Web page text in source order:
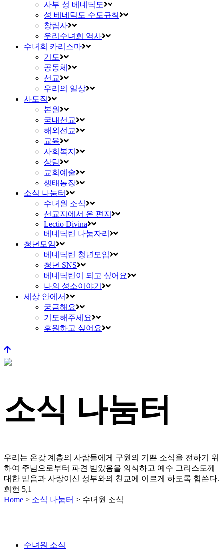
사부 성 베네딕도
성 베네딕도 수도규칙
창립사
우리수녀회 역사
수녀회 카리스마
기도
공동체
선교
우리의 일상
사도직
본원
국내선교
해외선교
교육
사회복지
상담
교회예술
생태농장
소식 나눔터
수녀원 소식
선교지에서 온 편지
Lectio Divina
베네딕틴 나눔자리
청년모임
베네딕틴 청년모임
청년 SNS
베네딕틴이 되고 싶어요
나의 성소이야기
세상 안에서
궁금해요
기도해주세요
후원하고 싶어요
소식 나눔터
우리는 온갖 계층의 사람들에게 구원의 기쁜 소식을 전하기 위
하여 주님으로부터 파견 받았음을 의식하고 예수 그리스도께
대한 믿음과 사랑이신 성부와의 친교에 이르게 하도록 힘쓴다.
회헌 5,1
Home > 소식 나눔터 > 수녀원 소식
수녀원 소식